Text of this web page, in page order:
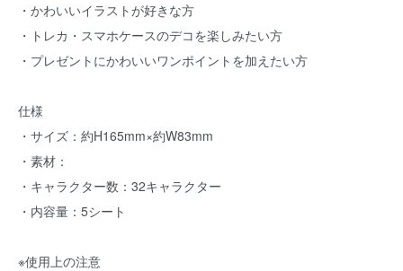
・かわいいイラストが好きな方
・トレカ・スマホケースのデコを楽しみたい方
・プレゼントにかわいいワンポイントを加えたい方
仕様
・サイズ：約H165mm×約W83mm
・素材：
・キャラクター数：32キャラクター
・内容量：5シート
※使用上の注意